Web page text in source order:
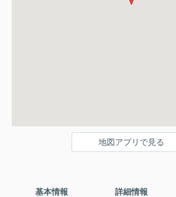
地図アプリで見る
基本情報 詳細情報